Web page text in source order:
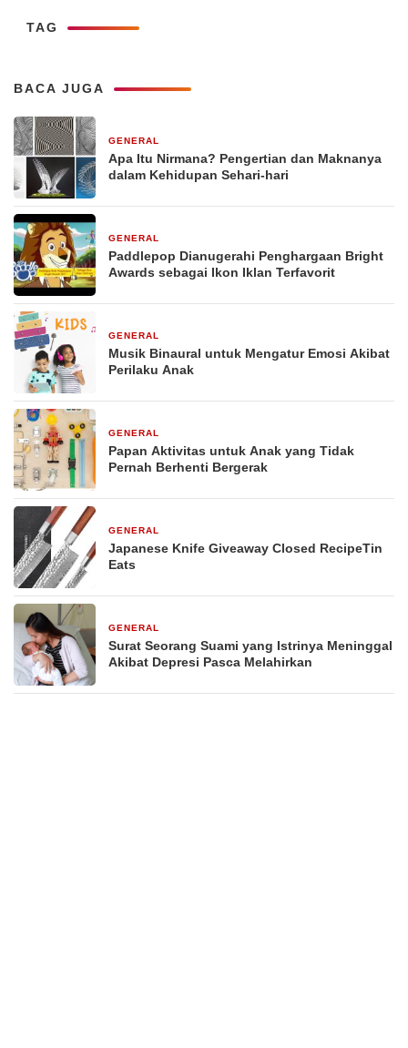
TAG
BACA JUGA
GENERAL
Apa Itu Nirmana? Pengertian dan Maknanya
dalam Kehidupan Sehari-hari
GENERAL
Paddlepop Dianugerahi Penghargaan Bright
Awards sebagai Ikon Iklan Terfavorit
GENERAL
Musik Binaural untuk Mengatur Emosi Akibat
Perilaku Anak
GENERAL
Papan Aktivitas untuk Anak yang Tidak
Pernah Berhenti Bergerak
GENERAL
Japanese Knife Giveaway Closed RecipeTin
Eats
GENERAL
Surat Seorang Suami yang Istrinya Meninggal
Akibat Depresi Pasca Melahirkan